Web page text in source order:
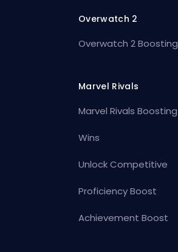
Overwatch 2
Overwatch 2 Boosting
Marvel Rivals
Marvel Rivals Boosting
Wins
Unlock Competitive
Proficiency Boost
Achievement Boost